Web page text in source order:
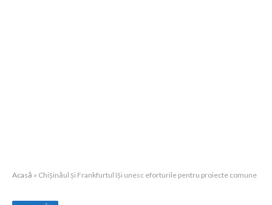
Acasă » Chișinăul și Frankfurtul își unesc eforturile pentru proiecte comune